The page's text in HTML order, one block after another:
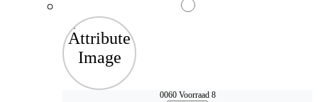
0060 Voorraad 8